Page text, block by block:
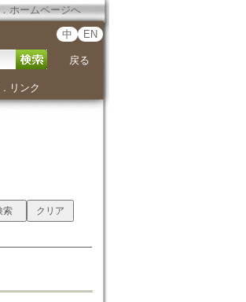
． ホームページへ
中 EN
戻る
． リンク